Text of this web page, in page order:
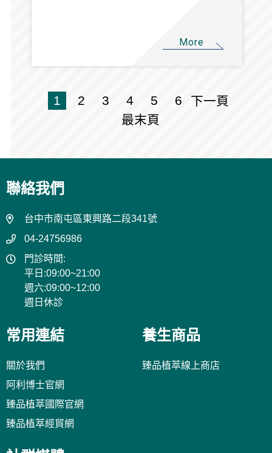
More
1 2 3 4 5 6
下一頁
最末頁
聯絡我們
台中市南屯區東興路二段341號
04-24756986
門診時間:
平日:09:00~21:00
週六:09:00~12:00
週日休診
常用連結
關於我們
阿利博士官網
臻品植萃國際官網
臻品植萃經貿網
養生商品
臻品植萃線上商店